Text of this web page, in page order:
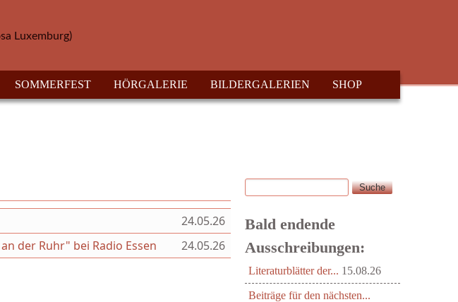
Luxemburg)
SOMMERFEST HÖRGALERIE BILDERGALERIEN SHOP
24.05.26
der Ruhr" bei Radio Essen
24.05.26
Suchformular
Suche
Bald endende
Ausschreibungen:
Literaturblätter der... 15.08.26
Beiträge für den nächsten...